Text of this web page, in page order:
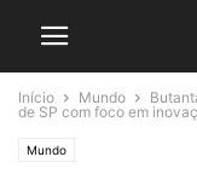
Início Mundo
de SP com foco em
Mundo